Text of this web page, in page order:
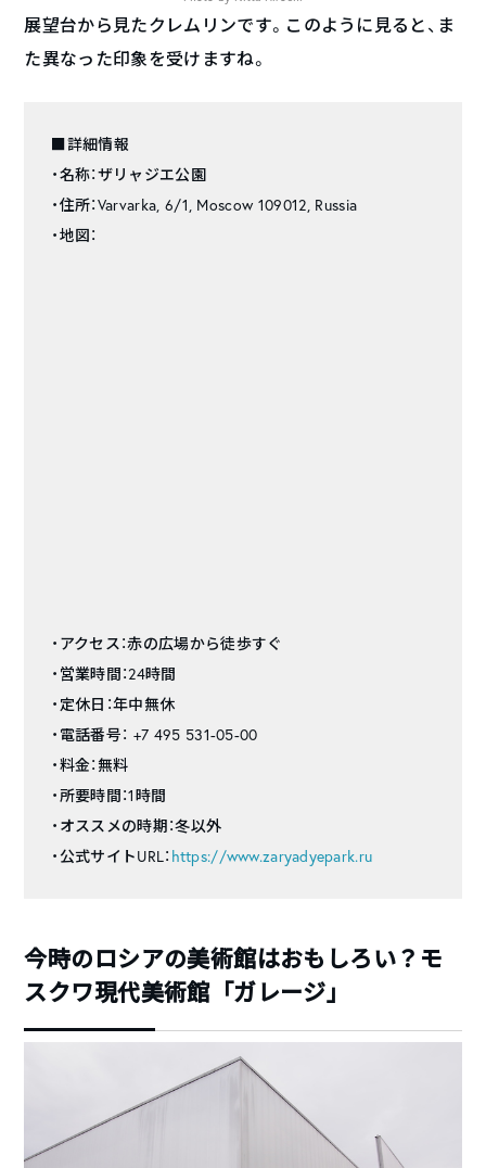
展望台から見たクレムリンです。このように見ると、ま
た異なった印象を受けますね。
■詳細情報
・名称：ザリャジエ公園
・住所：Varvarka, 6/1, Moscow 109012, Russia
・地図：
・アクセス：赤の広場から徒歩すぐ
・営業時間：24時間
・定休日：年中無休
・電話番号： +7 495 531-05-00
・料金：無料
・所要時間：1時間
・オススメの時期：冬以外
・公式サイトURL： https://www.zaryadyepark.ru
今時のロシアの美術館はおもしろい？モ
スクワ現代美術館「ガレージ」